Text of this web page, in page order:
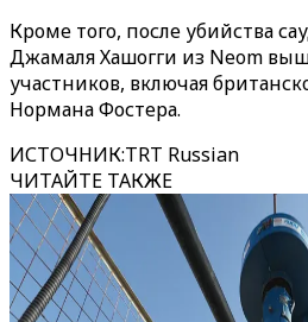
Кроме того, после убийства
Джамаля Хашогги из Neom
участников, включая
Нормана Фостера.
ИСТОЧНИК:TRT Russian
ЧИТАЙТЕ ТАКЖЕ